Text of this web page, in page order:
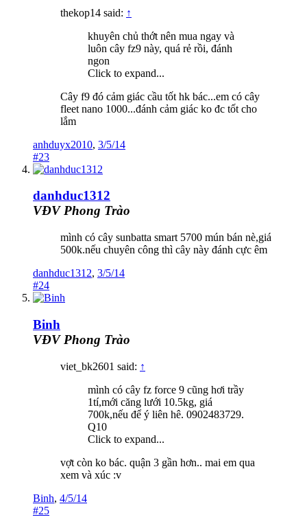
thekop14 said: ↑
khuyên chủ thớt nên mua ngay và
luôn cây fz9 này, quá rẻ rồi, đánh
ngon
Click to expand...
Cây f9 đó cảm giác cầu tốt hk bác...em có cây
fleet nano 1000...đánh cảm giác ko đc tốt cho
lắm
anhduyx2010, 3/5/14
#23
danhduc1312
VĐV Phong Trào
mình có cây sunbatta smart 5700 mún bán nè,giá
500k.nếu chuyên công thì cây này đánh cực êm
danhduc1312, 3/5/14
#24
Binh
VĐV Phong Trào
viet_bk2601 said: ↑
mình có cây fz force 9 cũng hơi trầy
1tí,mới căng lưới 10.5kg, giá
700k,nếu để ý liên hê. 0902483729.
Q10
Click to expand...
vợt còn ko bác. quận 3 gần hơn.. mai em qua
xem và xúc :v
Binh, 4/5/14
#25